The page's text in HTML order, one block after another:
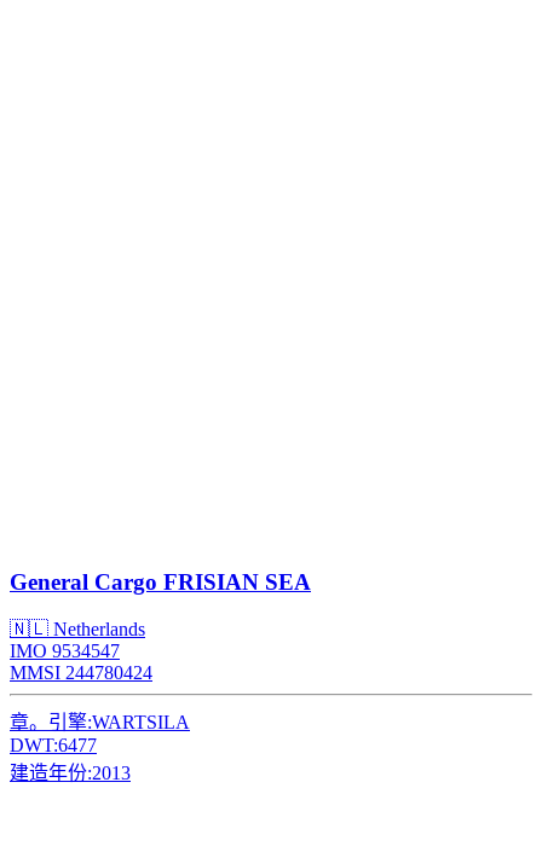
General Cargo FRISIAN SEA
🇳🇱 Netherlands
IMO 9534547
MMSI 244780424
章。引擎:WARTSILA
DWT:6477
建造年份:2013